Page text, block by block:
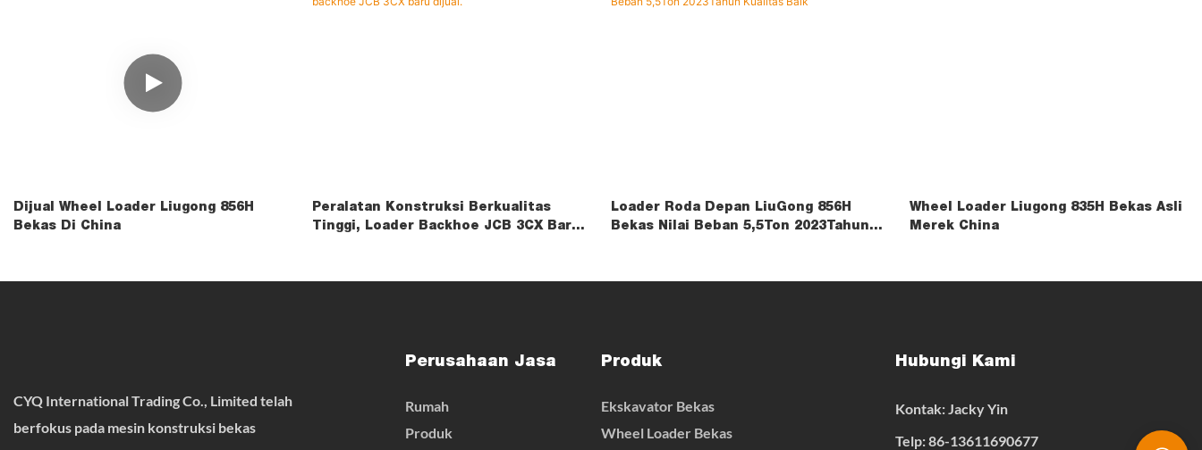
Dijual Wheel Loader Liugong 856H
Bekas Di China
Peralatan Konstruksi Berkualitas
Tinggi, Loader Backhoe JCB 3CX Baru
Loader Roda Depan LiuGong 856H
Bekas Nilai Beban 5,5Ton 2023Tahun
Wheel Loader Liugong 835H Bekas Asli
Merek China
CYQ International Trading Co., Limited telah
berfokus pada mesin konstruksi bekas
Perusahaan Jasa
Rumah
Produk
Produk
Ekskavator Bekas
Wheel Loader Bekas
Hubungi Kami
Kontak: Jacky Yin
Telp: 86-13611690677